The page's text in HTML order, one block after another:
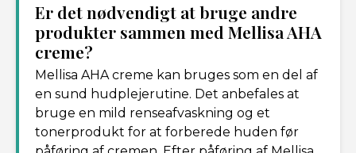
Er det nødvendigt at bruge andre
produkter sammen med Mellisa AHA
creme?
Mellisa AHA creme kan bruges som en del af
en sund hudplejerutine. Det anbefales at
bruge en mild renseafvaskning og et
tonerprodukt for at forberede huden før